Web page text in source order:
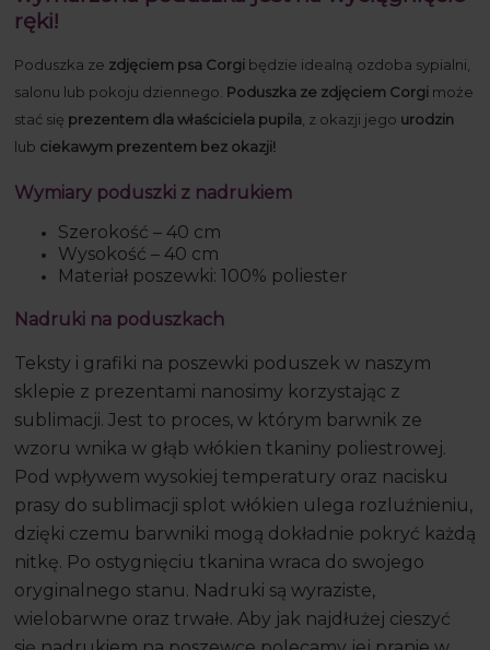
ręki!
Poduszka ze zdjęciem psa Corgi będzie idealną ozdoba sypialni,
salonu lub pokoju dziennego. Poduszka ze zdjęciem Corgi może
stać się prezentem dla właściciela pupila , z okazji jego urodzin
lub ciekawym prezentem bez okazji!
Wymiary poduszki z nadrukiem
Szerokość – 40 cm
Wysokość – 40 cm
Materiał poszewki: 100% poliester
Nadruki na poduszkach
Teksty i grafiki na poszewki poduszek w naszym
sklepie z prezentami nanosimy korzystając z
sublimacji. Jest to proces, w którym barwnik ze
wzoru wnika w głąb włókien tkaniny poliestrowej.
Pod wpływem wysokiej temperatury oraz nacisku
prasy do sublimacji splot włókien ulega rozluźnieniu,
dzięki czemu barwniki mogą dokładnie pokryć każdą
nitkę. Po ostygnięciu tkanina wraca do swojego
oryginalnego stanu. Nadruki są wyraziste,
wielobarwne oraz trwałe. Aby jak najdłużej cieszyć